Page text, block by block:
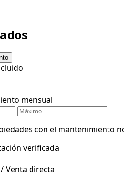
mensual
con el mantenimiento
verificada
Venta directa